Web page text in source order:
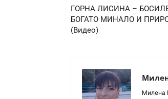
ГОРНА ЛИСИНА –
БОГАТО МИНАЛО И
(Видео)
Милена